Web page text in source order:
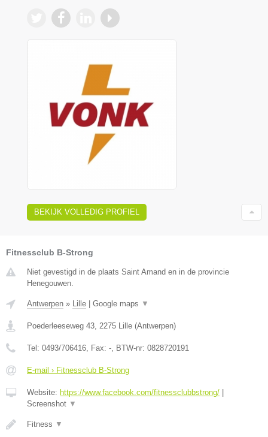
BEKIJK VOLLEDIG PROFIEL
Fitnessclub B-Strong
Niet gevestigd in de plaats Saint Amand en in de provincie
Henegouwen.
Antwerpen » Lille | Google maps ▼
Poederleeseweg 43 2275 Lille (Antwerpen)
Tel: 0493/706416 , Fax: - , BTW-nr: 0828720191
E-mail › Fitnessclub B-Strong
Website: https://www.facebook.com/fitnessclubbstrong/ |
Screenshot ▼
Fitness ▼